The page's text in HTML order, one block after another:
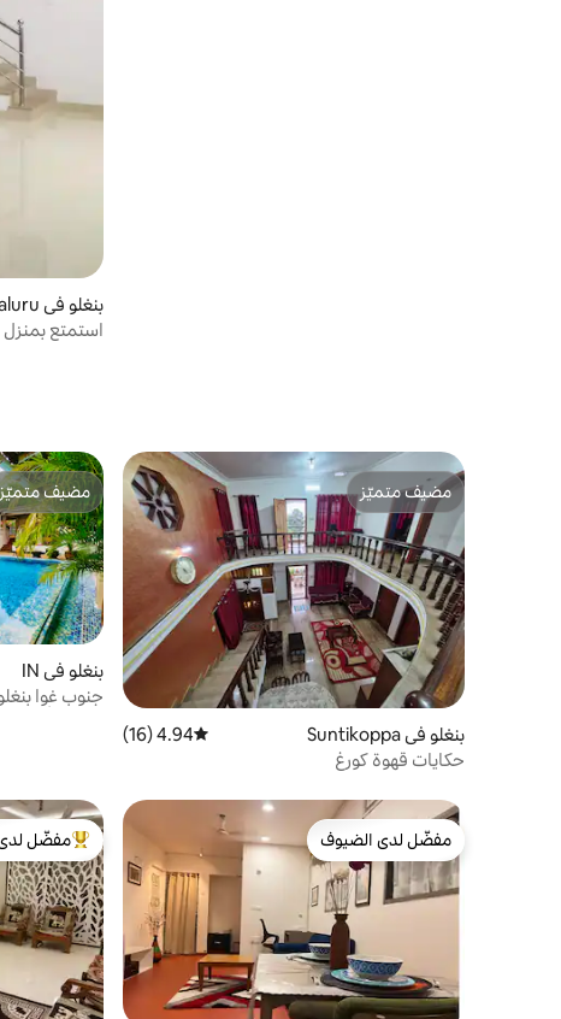
بنغلو في Mangaluru
استمتع
مضيف متميّز
مضيف متميّز
بنغلو في Suntikoppa متوسط التقييم 4.94 من 5، 16 مراجعات
4.94 (16)
حكايات قهوة كورغ
مضيف متميّز
مضيف متميّز
بنغلو في IN
جنوب غوا
مفضّل لدى الضيوف
مفضّل لدى الضيوف
من أبرز
مفضّل